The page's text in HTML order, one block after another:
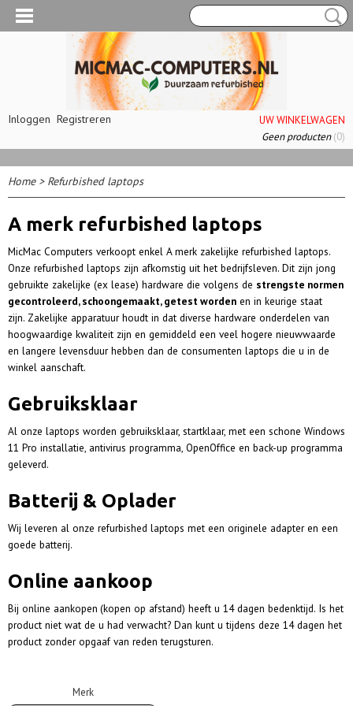
Inloggen Registreren
UW WINKELWAGEN
Geen producten(0)
Home> Refurbished laptops
A merk refurbished laptops
MicMac Computers verkoopt enkel A merk zakelijke refurbished laptops.
Onze refurbished laptops zijn afkomstig uit het bedrijfsleven. Dit zijn jong
gebruikte zakelijke (ex lease) hardware die volgens de strengste normen
gecontroleerd, schoongemaakt, getest worden en in keurige staat
zijn. Zakelijke apparatuur houdt in dat diverse hardware onderdelen van
hoogwaardige kwaliteit zijn en gemiddeld een veel hogere nieuwwaarde
en langere levensduur hebben dan de consumenten laptops die u in de
winkel aanschaft.
Gebruiksklaar
Al onze laptops worden gebruiksklaar, startklaar, met een schone Windows
11 Pro installatie, antivirus programma, OpenOffice en back-up programma
geleverd.
Batterij & Oplader
Wij leveren al onze refurbished laptops met een originele adapter en een
goede batterij.
Online aankoop
Bij online aankopen (kopen op afstand) heeft u 14 dagen bedenktijd. Is het
product niet wat de u had verwacht? Dan kunt u tijdens deze 14 dagen het
product zonder opgaaf van reden terugsturen.
Merk